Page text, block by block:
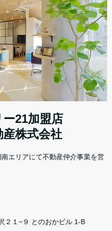
21加盟店
株式会社
エリアにて不動産仲介事業を営
２１−９ とのおかビル 1-B